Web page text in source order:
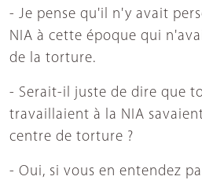
- Je pense qu'il n'y avait
NIA à cette époque qui
de la torture.
- Serait-il juste de dire que
travaillaient à la NIA
centre de torture ?
- Oui, si vous en entendez